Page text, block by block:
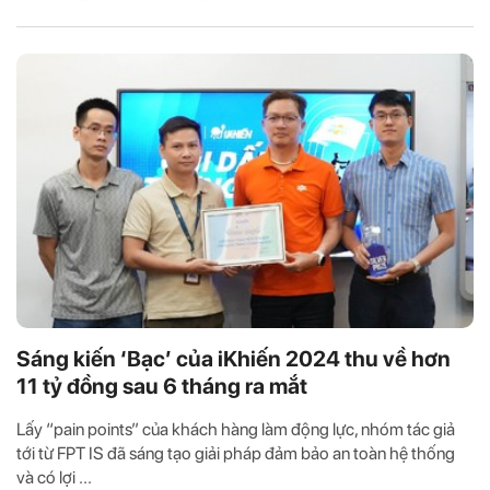
Sáng kiến ‘Bạc’ của iKhiến 2024 thu về hơn
11 tỷ đồng sau 6 tháng ra mắt
Lấy “pain points” của khách hàng làm động lực, nhóm tác giả
tới từ FPT IS đã sáng tạo giải pháp đảm bảo an toàn hệ thống
và có lợi ...